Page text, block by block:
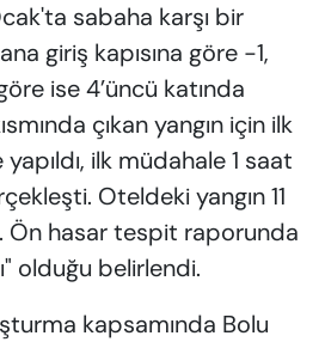
sabaha karşı bir
giriş kapısına göre -1,
ise 4’üncü katında
çıkan yangın için ilk
ilk müdahale 1 saat
Oteldeki yangın 11
Ön hasar tespit raporunda
olduğu belirlendi.
kapsamında Bolu